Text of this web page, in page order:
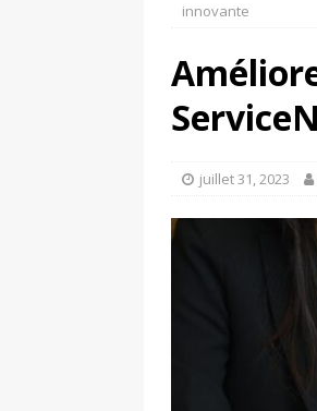
innovante
juillet 31, 2023